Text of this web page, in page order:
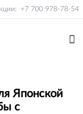
+7 700 978-78-54
Японской
с